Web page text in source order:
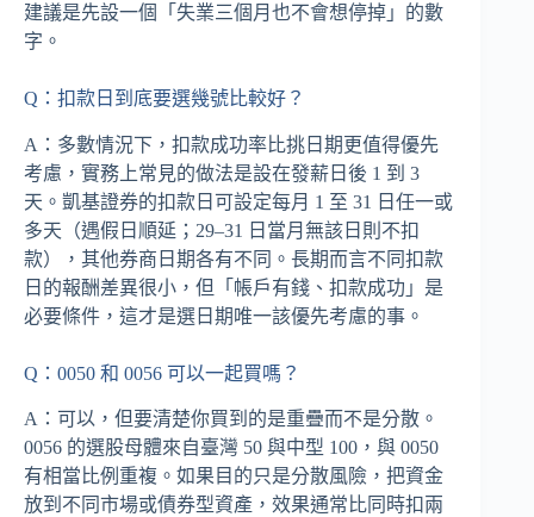
建議是先設一個「失業三個月也不會想停掉」的數
字。
Q：扣款日到底要選幾號比較好？
A：多數情況下，扣款成功率比挑日期更值得優先
考慮，實務上常見的做法是設在發薪日後 1 到 3
天。凱基證券的扣款日可設定每月 1 至 31 日任一或
多天（遇假日順延；29–31 日當月無該日則不扣
款），其他券商日期各有不同。長期而言不同扣款
日的報酬差異很小，但「帳戶有錢、扣款成功」是
必要條件，這才是選日期唯一該優先考慮的事。
Q：0050 和 0056 可以一起買嗎？
A：可以，但要清楚你買到的是重疊而不是分散。
0056 的選股母體來自臺灣 50 與中型 100，與 0050
有相當比例重複。如果目的只是分散風險，把資金
放到不同市場或債券型資產，效果通常比同時扣兩